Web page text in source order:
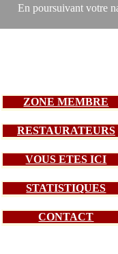
En poursuivant votre
ZONE MEMBRE
RESTAURATEURS
VOUS ETES ICI
STATISTIQUES
CONTACT